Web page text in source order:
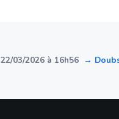
22/03/2026 à 16h56 →